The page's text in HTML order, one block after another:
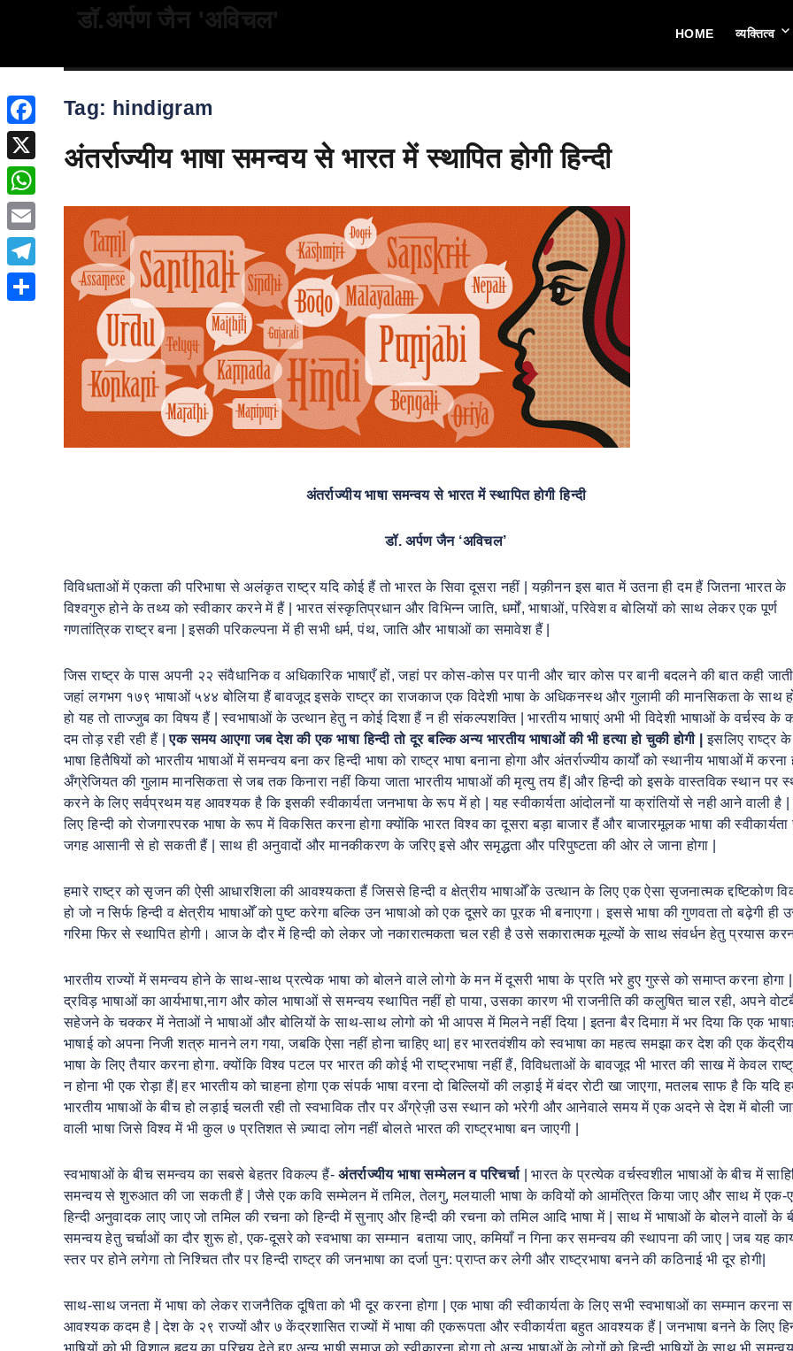
डॉ.अर्पण जैन 'अविचल'
HOME व्यक्तित्व
Tag: hindigram
अंतर्राज्यीय भाषा समन्वय से भारत में स्थापित होगी हिन्दी
अंतर्राज्यीय भाषा समन्वय से भारत में स्थापित होगी हिन्दी
डॉ. अर्पण जैन ‘अविचल’
विविधताओं में एकता की परिभाषा से अलंकृत राष्ट्र यदि कोई हैं तो भारत के सिवा दूसरा नहीं | यक़ीनन इस बात में उतना ही दम हैं जितना भारत के
विश्वगुरु होने के तथ्य को स्वीकार करने में हैं | भारत संस्कृतिप्रधान और विभिन्न जाति, धर्मों, भाषाओं, परिवेश व बोलियों को साथ लेकर एक पूर्ण
गणतांत्रिक राष्ट्र बना | इसकी परिकल्पना में ही सभी धर्म, पंथ, जाति और भाषाओं का समावेश हैं |
जिस राष्ट्र के पास अपनी २२ संवैधानिक व अधिकारिक भाषाएँ हों, जहां पर कोस-कोस पर पानी और चार कोस पर बानी बदलने की बात कही
जहां लगभग १७९ भाषाओं ५४४ बोलिया हैं बावजूद इसके राष्ट्र का राजकाज एक विदेशी भाषा के अधिकनस्थ और गुलामी की मानसिकता के साथ
हो यह तो ताज्जुब का विषय हैं | स्वभाषाओं के उत्थान हेतु न कोई दिशा हैं न ही संकल्पशक्ति | भारतीय भाषाएं अभी भी विदेशी भाषाओं के वर्चस्व के
दम तोड़ रही रही हैं |एक समय आएगा जब देश की एक भाषा हिन्दी तो दूर बल्कि अन्य भारतीय भाषाओं की भी हत्या हो चुकी होगी|
इसलिए राष्ट्र
भाषा हितैषियों को भारतीय भाषाओं में समन्वय बना कर हिन्दी भाषा को राष्ट्र भाषा बनाना होगा और अंतर्राज्यीय कार्यों को स्थानीय भाषाओं में करना
अँग्रेजियत की गुलाम मानसिकता से जब तक किनारा नहीं किया जाता भारतीय भाषाओं की मृत्यु तय हैं| और हिन्दी को इसके वास्तविक स्थान पर
करने के लिए सर्वप्रथम यह आवश्यक है कि इसकी स्वीकार्यता जनभाषा के रूप में हो | यह स्वीकार्यता आंदोलनों या क्रांतियों से नही आने वाली है
लिए हिन्दी को रोजगारपरक भाषा के रूप में विकसित करना होगा क्योंकि भारत विश्व का दूसरा बड़ा बाजार हैं और बाजारमूलक भाषा की स्वीकार्यता
जगह आसानी से हो सकती हैं | साथ ही अनुवादों और मानकीकरण के जरिए इसे और समृद्धता और परिपुष्टता की ओर ले जाना होगा |
हमारे राष्ट्र को सृजन की ऐसी आधारशिला की आवश्यकता हैं जिससे हिन्दी व क्षेत्रीय भाषाओँ के उत्थान के लिए एक ऐसा सृजनात्मक द्दष्टिकोण
हो जो न सिर्फ हिन्दी व क्षेत्रीय भाषाओँ को पुष्ट करेगा बल्कि उन भाषाओ को एक दूसरे का पूरक भी बनाएगा। इससे भाषा की गुणवता तो बढ़ेगी ही
गरिमा फिर से स्थापित होगी। आज के दौर में हिन्दी को लेकर जो नकारात्मकता चल रही है उसे सकारात्मक मूल्यों के साथ संवर्धन हेतु प्रयास करना
भारतीय राज्यों में समन्वय होने के साथ-साथ प्रत्येक भाषा को बोलने वाले लोगो के मन में दूसरी भाषा के प्रति भरे हुए गुस्से को समाप्त करना
द्रविड़ भाषाओं का आर्यभाषा,नाग और कोल भाषाओं से समन्वय स्थापित नहीं हो पाया, उसका कारण भी राजनीति की कलुषित चाल रही, अपने
सहेजने के चक्कर में नेताओं ने भाषाओं और बोलियों के साथ-साथ लोगो को भी आपस में मिलने नहीं दिया | इतना बैर दिमाग़ में भर दिया कि एक
भाषाई को अपना निजी शत्रु मानने लग गया, जबकि ऐसा नहीं होना चाहिए था| हर भारतवंशीय को स्वभाषा का महत्व समझा कर देश की एक
भाषा के लिए तैयार करना होगा. क्योंकि विश्व पटल पर भारत की कोई भी राष्ट्रभाषा नहीं हैं, विविधताओं के बावजूद भी भारत की साख में केवल
न होना भी एक रोड़ा हैं| हर भारतीय को चाहना होगा एक संपर्क भाषा वरना दो बिल्लियों की लड़ाई में बंदर रोटी खा जाएगा, मतलब साफ है कि यदि
भारतीय भाषाओं के बीच हो लड़ाई चलती रही तो स्वभाविक तौर पर अँग्रेज़ी उस स्थान को भरेगी और आनेवाले समय में एक अदने से देश में बोली
वाली भाषा जिसे विश्व में भी कुल ७ प्रतिशत से ज़्यादा लोग नहीं बोलते भारत की राष्ट्रभाषा बन जाएगी |
स्वभाषाओं के बीच समन्वय का सबसे बेहतर विकल्प हैं-अंतर्राज्यीय भाषा सम्मेलन व परिचर्चा| भारत के प्रत्येक वर्चस्वशील भाषाओं के बीच में
समन्वय से शुरुआत की जा सकती हैं | जैसे एक कवि सम्मेलन में तमिल, तेलगु, मलयाली भाषा के कवियों को आमंत्रित किया जाए और साथ में एक-
हिन्दी अनुवादक लाए जाए जो तमिल की रचना को हिन्दी में सुनाए और हिन्दी की रचना को तमिल आदि भाषा में | साथ में भाषाओं के बोलने वालों के
समन्वय हेतु चर्चाओं का दौर शुरू हो, एक-दूसरे को स्वभाषा का सम्मान बताया जाए, कमियाँ न गिना कर समन्वय की स्थापना की जाए | जब यह
स्तर पर होने लगेगा तो निश्चित तौर पर हिन्दी राष्ट्र की जनभाषा का दर्जा पुन: प्राप्त कर लेगी और राष्ट्रभाषा बनने की कठिनाई भी दूर होगी|
साथ-साथ जनता में भाषा को लेकर राजनैतिक दूषिता को भी दूर करना होगा | एक भाषा की स्वीकार्यता के लिए सभी स्वभाषाओं का सम्मान करना
आवश्यक कदम है | देश के २९ राज्यों और ७ केंद्रशासित राज्यों में भाषा की एकरूपता और स्वीकार्यता बहुत आवश्यक हैं | जनभाषा बनने के लिए
भाषियों को भी विशाल हृदय का परिचय देते हुए अन्य भाषी समाज को स्वीकारना होगा तो अन्य भाषाओं के लोगों को हिन्दी भाषियों के साथ भी
Facebook
X
WhatsApp
Email
Telegram